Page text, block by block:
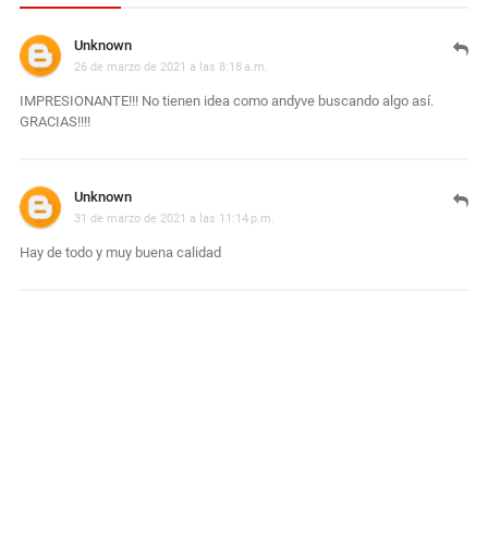
Unknown
26 de marzo de 2021 a las 8:18 a.m.
IMPRESIONANTE!!! No tienen idea como andyve buscando algo así.
GRACIAS!!!!
Unknown
31 de marzo de 2021 a las 11:14 p.m.
Hay de todo y muy buena calidad